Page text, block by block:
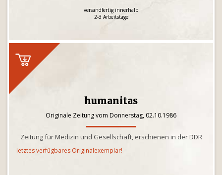
versandfertig innerhalb
2-3 Arbeitstage
humanitas
Originale Zeitung vom Donnerstag, 02.10.1986
Zeitung für Medizin und Gesellschaft, erschienen in der DDR
letztes verfügbares Originalexemplar!